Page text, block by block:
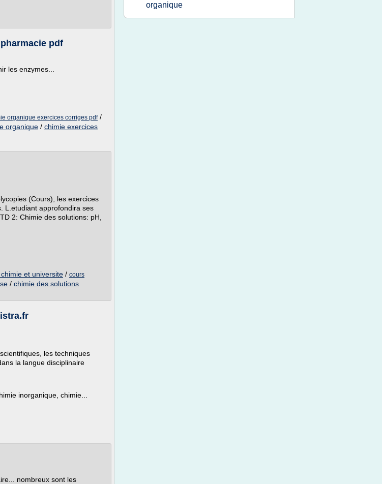
pdf
les enzymes...
organique exercices corriges pdf/
organique / chimie exercices
(Cours), les exercices
L.etudiant approfondira ses
2: Chimie des solutions: pH,
et universite / cours
/ chimie des solutions
les techniques
la langue disciplinaire
inorganique, chimie...
nombreux sont les
organique